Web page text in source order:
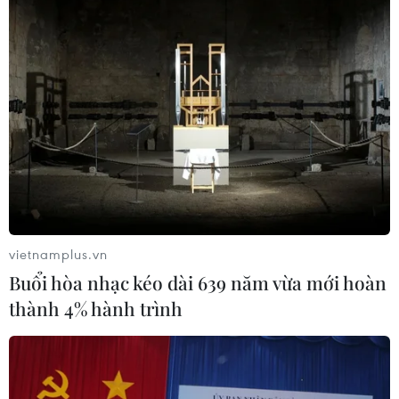
Tiến sỹ-ca sỹ Nguyễn Khánh Ly: 20
năm bền bỉ để chạm tới 'Khát vọng
tình yêu'
02/07/2026 13:47
Phim mới trên VTV: Cuộc đấu trí âm
thầm để gìn giữ 'Trời cao nguyên
xanh'
01/07/2026 11:10
Điện ảnh Việt kết nối văn hóa, lan tỏa
khát vọng hòa bình tại Australia
29/06/2026 13:01
vietnamplus.vn
Buổi hòa nhạc kéo dài 639 năm vừa mới hoàn
thành 4% hành trình